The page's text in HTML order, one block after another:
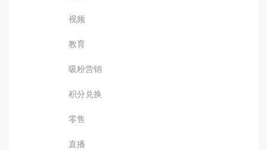
视频
教育
吸粉营销
积分兑换
零售
直播